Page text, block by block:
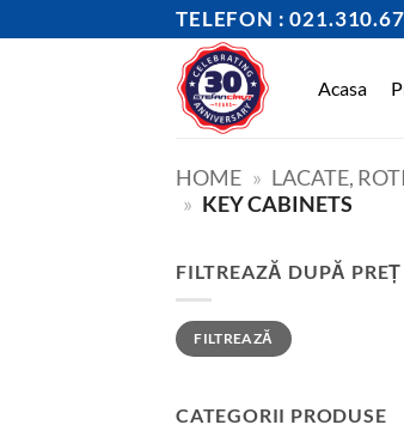
to
TELEFON :
Acasa
HOME » LACATE,
» KEY CABINETS
FILTREAZĂ DUPĂ PREȚ
Preț
minim
Preț
maxim
FILTREAZĂ
CATEGORII PRODUSE